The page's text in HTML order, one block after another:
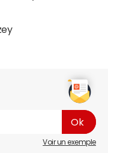
Voir un exemple